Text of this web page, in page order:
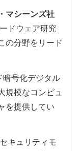
マシーンズ社
ドウェア研究
の分野をリード
暗号化デジタル
規模なコンピュ
を提供してい
キュリティモ